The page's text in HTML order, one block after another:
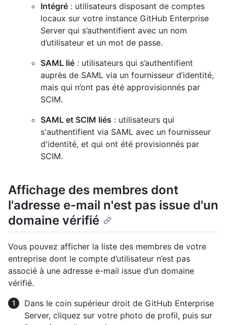
Intégré : utilisateurs disposant de comptes
locaux sur votre instance GitHub Enterprise
Server qui s’authentifient avec un nom
d’utilisateur et un mot de passe.
SAML lié : utilisateurs qui s’authentifient
auprès de SAML via un fournisseur d’identité,
mais qui n’ont pas été approvisionnés par
SCIM.
SAML et SCIM liés : utilisateurs qui
s'authentifient via SAML avec un fournisseur
d'identité, et qui ont été provisionnés par
SCIM.
Affichage des membres dont
l'adresse e-mail n'est pas issue d'un
domaine vérifié
Vous pouvez afficher la liste des membres de votre
entreprise dont le compte d’utilisateur n’est pas
associé à une adresse e-mail issue d’un domaine
vérifié.
Dans le coin supérieur droit de GitHub Enterprise
Server, cliquez sur votre photo de profil, puis sur